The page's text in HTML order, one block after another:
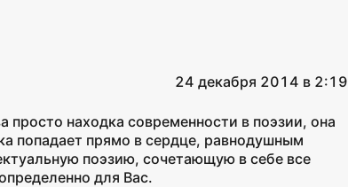
24 декабря 2014 в 2:19
просто находка современности в поэзии, она
попадает прямо в сердце, равнодушным
поэзию, сочетающую в себе все
для Вас.